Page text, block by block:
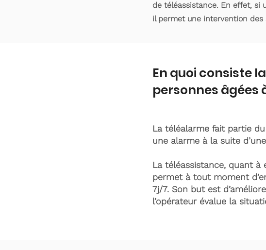
de téléassistance. En effet, si
il permet une intervention
En quoi consiste
personnes âgées
La téléalarme fait partie
une alarme à la suite
La téléassistance, quant
permet à tout moment
7j/7. Son but est
l’opérateur évalue la